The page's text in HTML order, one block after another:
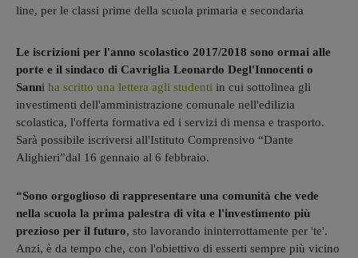
line, per le classi prime della scuola primaria e secondaria
Le iscrizioni per l'anno scolastico 2017/2018 sono ormai alle
porte e il sindaco di Cavriglia Leonardo Degl'Innocenti o
Sanni ha scritto una lettera agli studenti in cui sottolinea gli
investimenti dell'amministrazione comunale nell'edilizia
scolastica, l'offerta formativa ed i servizi di mensa e trasporto.
Sarà possibile iscriversi all'Istituto Comprensivo “Dante
Alighieri”dal 16 gennaio al 6 febbraio.
“Sono orgoglioso di rappresentare una comunità che vede
nella scuola la prima palestra di vita e l'investimento più
prezioso per il futuro, sto lavorando ininterrottamente per 'te'.
Anzi, è da tempo che, con l'obiettivo di esserti sempre più vicino